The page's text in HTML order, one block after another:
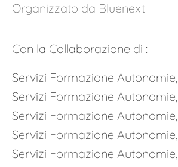
Organizzato da Bluenext
Con la Collaborazione di :
Servizi Formazione Autonomie,
Servizi Formazione Autonomie,
Servizi Formazione Autonomie,
Servizi Formazione Autonomie,
Servizi Formazione Autonomie,